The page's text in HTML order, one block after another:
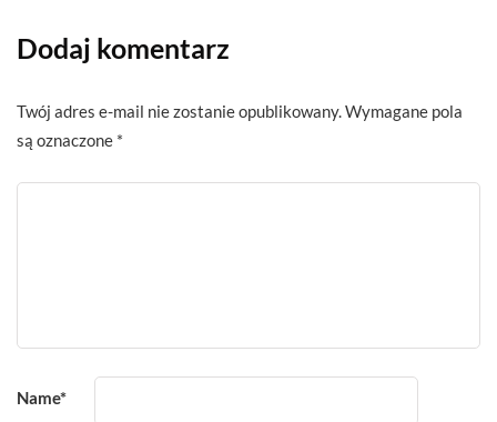
Dodaj komentarz
Twój adres e-mail nie zostanie opublikowany. Wymagane pola
są oznaczone *
Name*